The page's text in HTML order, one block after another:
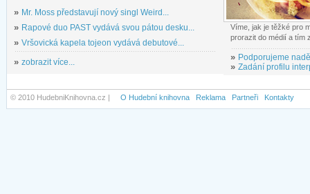
» Mr. Moss představují nový singl Weird...
» Rapové duo PAST vydává svou pátou desku...
» Vršovická kapela tojeon vydává debutové...
» zobrazit více...
Víme, jak je těžké pro
prorazit do médií a tím
» Podporujeme
» Zadání profilu
© 2010 HudebniKnihovna.cz | O Hudební knihovna Reklama Partneři Kontakty